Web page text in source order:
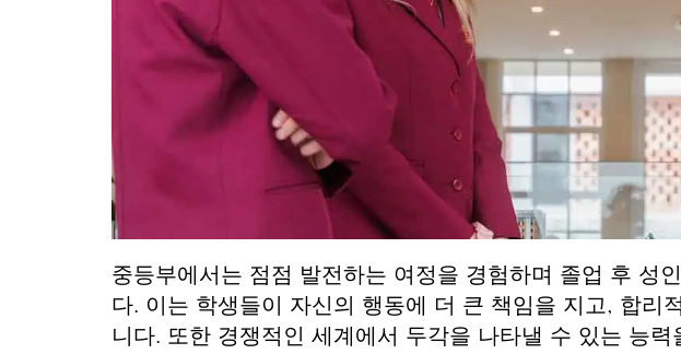
중등부에서는 점점 발전하는 여정을 경험하며 졸업 후 성
다. 이는 학생들이 자신의 행동에 더 큰 책임을 지고, 합리
니다. 또한 경쟁적인 세계에서 두각을 나타낼 수 있는 능